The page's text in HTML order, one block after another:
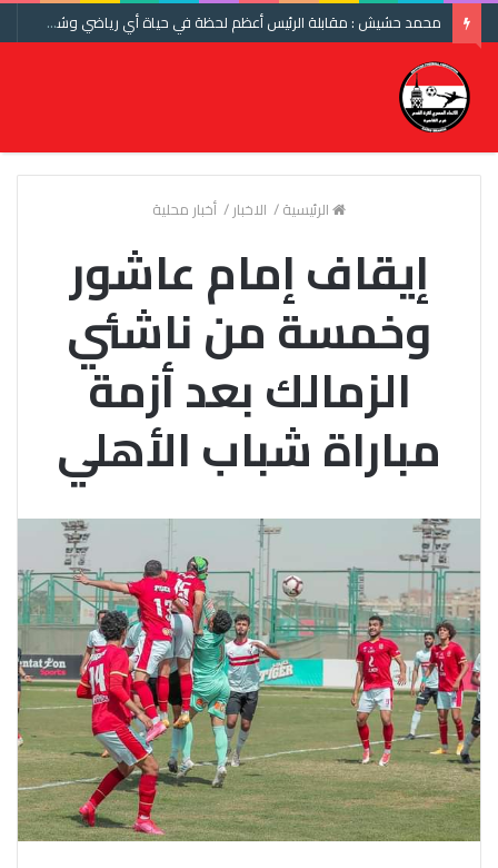
محمد حشيش : مقابلة الرئيس أعظم لحظة في حياة أي رياضي وشكرا اتحاد الكرة ومنتخب مصر
الرئيسية/ الاخبار/ أخبار محلية
إيقاف إمام عاشور
وخمسة من ناشئي
الزمالك بعد أزمة
مباراة شباب الأهلي